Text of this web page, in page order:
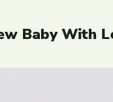
Baby With